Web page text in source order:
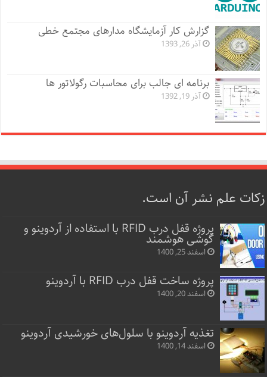
گزارش کار آزمایشگاه مدارهای مجتمع خطی
آذر 26, 1393
برنامه ای جالب برای محاسبات رگولاتور ها
آذر 19, 1392
زکات علم نشر آن است.
پروژه قفل‌ درب RFID با استفاده از آردوینو و
گوشی هوشمند
اسفند 25, 1400
پروژه ساخت قفل‌ درب RFID با آردوینو
اسفند 20, 1400
تغذیه آردوینو با سلول‌های خورشیدی آردوینو
اسفند 14, 1400